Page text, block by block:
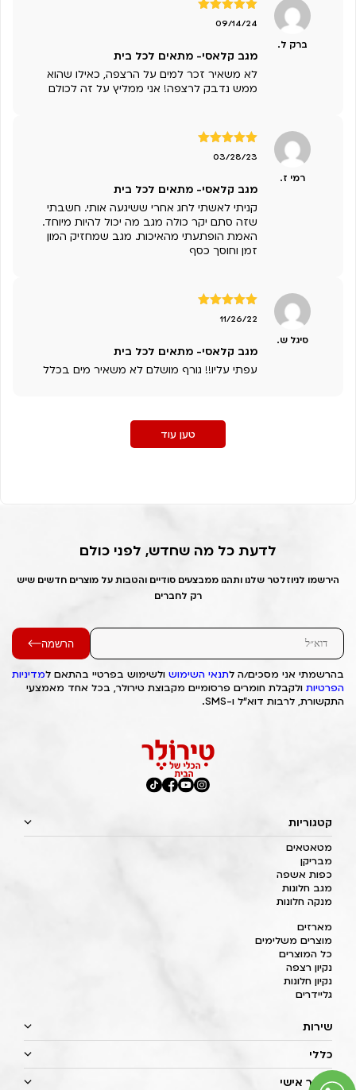
ברק ל.
דורג5 מתוך09/14/24
מגב קלאסי- מתאים לכל בית
לא משאיר זכר למים על הרצפה, כאילו שהוא
ממש נדבק לרצפה! אני ממליץ על זה לכולם
רמי ז.
דורג5מתוך
03/28/23
מגב קלאסי- מתאים לכל בית
קניתי לאשתי לחג אחרי ששיגעה אותי. חשבתי
שזה סתם יקר כולה מגב מה יכול להיות מיוחד.
האמת הופתעתי מהאיכות. מגב שמחזיק המון
זמן וחוסך כסף
סיגל ש.
דורג5 מתוך11/26/22
מגב קלאסי- מתאים לכל בית
עפתי עליו!! גורף מושלם לא משאיר מים בכלל
טען עוד
לדעת כל מה שחדש, לפני כולם
הירשמו לניוזלטר שלנו ותהנו ממבצעים סודיים והטבות על מוצרים חדשים שיש
רק לחברים
הרשמה
בהרשמתי אני מסכים/ה לתנאי השימוש ולשימוש בפרטיי בהתאם למדיניות
הפרטיות ולקבלת חומרים פרסומיים מקבוצת טירולר, בכל אחד מאמצעי
התקשורת, לרבות דוא"ל ו-SMS.
קטגוריות
מטאטאים
מבריקן
כפות אשפה
מגב חלונות
מנקה חלונות
מארזים
מוצרים משלימים
כל המוצרים
נקיון רצפה
נקיון חלונות
גליידרים
שירות
כללי
איזור אישי